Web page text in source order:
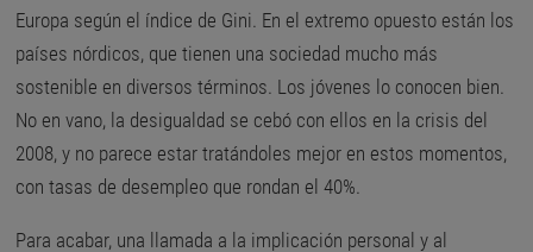
Europa según el índice de Gini. En el extremo opuesto están los
países nórdicos, que tienen una sociedad mucho más
sostenible en diversos términos. Los jóvenes lo conocen bien.
No en vano, la desigualdad se cebó con ellos en la crisis del
2008, y no parece estar tratándoles mejor en estos momentos,
con tasas de desempleo que rondan el 40%.
Para acabar, una llamada a la implicación personal y al